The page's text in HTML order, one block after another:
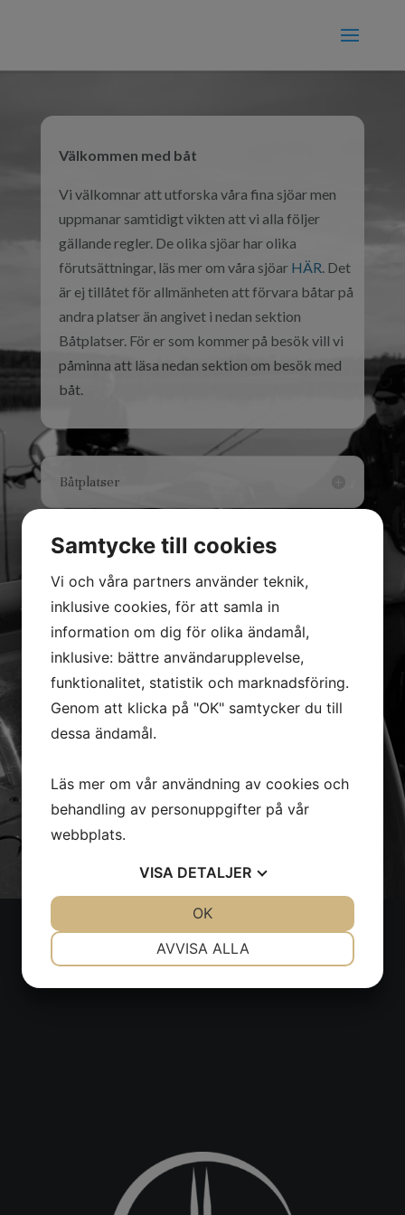
Välkommen med båt
Vi välkomnar att utforska våra fina sjöar men
uppmanar samtidigt vikten att vi alla följer
gällande regler. De olika sjöar har olika
förutsättningar, läs mer om våra sjöar HÄR. Det
är ej tillåtet för allmänheten att förvara båtar på
andra platser än angivet i nedan sektion
Båtplatser. För er som kommer på besök vill vi
påminna att läsa nedan sektion om besök med
båt.
Båtplatser
Förtöjning av båtar
Bryggor
Tillfälligt besök med båt
Tillåtna Båtar / Farkoster
Samtycke till cookies
Vi och våra partners använder teknik,
inklusive cookies, för att samla in
information om dig för olika ändamål,
inklusive: bättre användarupplevelse,
funktionalitet, statistik och marknadsföring.
Genom att klicka på "OK" samtycker du till
dessa ändamål.
Läs mer om vår användning av cookies och
behandling av personuppgifter på vår
webbplats.
VISA DETALJER
AVVISA ALLA
OK